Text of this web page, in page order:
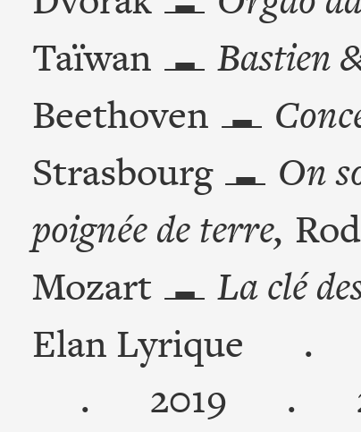
Taïwan
Bastien
Beethoven
Strasbourg
On
poignée de terre,
Mozart
La clé
Elan Lyrique
.
.
2019 .